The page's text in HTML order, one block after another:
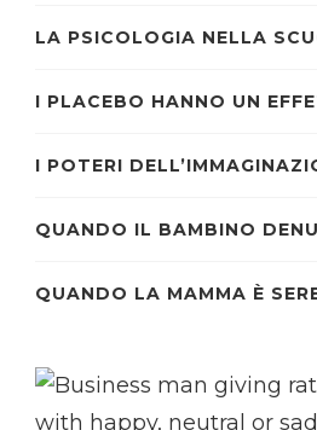
LA PSICOLOGIA NELLA
I PLACEBO HANNO UN
I POTERI
QUANDO IL BAMBINO
QUANDO LA MAMMA È